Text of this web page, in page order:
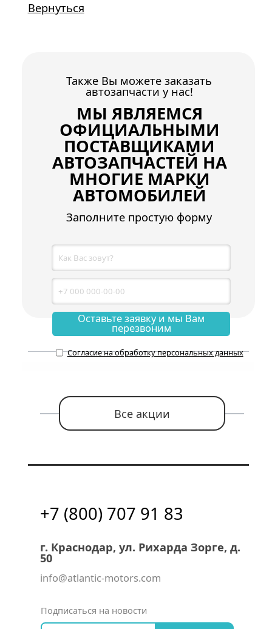
Вернуться
Также Вы можете заказать
автозапчасти у нас!
МЫ ЯВЛЯЕМСЯ
ОФИЦИАЛЬНЫМИ
ПОСТАВЩИКАМИ
АВТОЗАПЧАСТЕЙ НА
МНОГИЕ МАРКИ
АВТОМОБИЛЕЙ
Заполните простую форму
Оставьте заявку и мы Вам
перезвоним
Согласие на обработку персональных данных
Все акции
+7 (800) 707 91 83
г. Краснодар, ул. Рихарда Зорге, д.
50
info@atlantic-motors.com
Подписаться на новости